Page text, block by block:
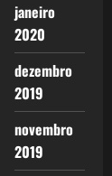
janeiro
2020
dezembro
2019
novembro
2019